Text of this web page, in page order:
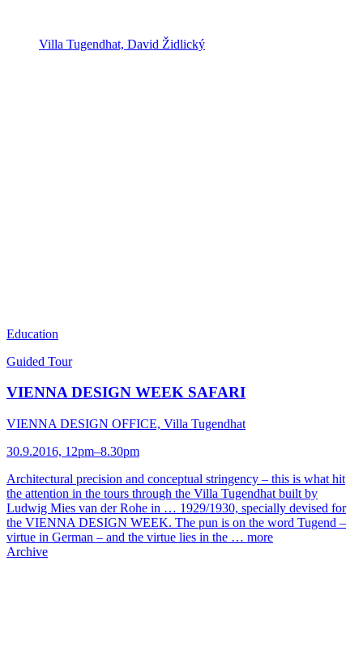
Villa Tugendhat, David Židlický
Education
Guided Tour
VIENNA DESIGN WEEK SAFARI
VIENNA DESIGN OFFICE, Villa Tugendhat
30.9.2016, 12pm–8.30pm
Architectural precision and conceptual stringency – this is what hit
the attention in the tours through the Villa Tugendhat built by
Ludwig Mies van der Rohe in … 1929/1930, specially devised for
the VIENNA DESIGN WEEK. The pun is on the word Tugend –
virtue in German – and the virtue lies in the … more
Archive